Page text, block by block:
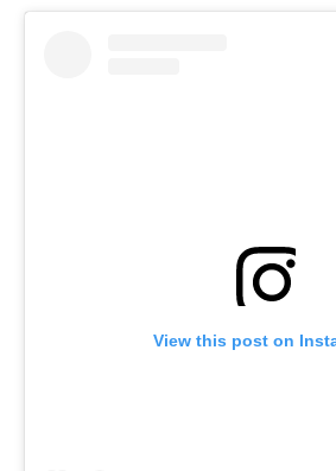
View this post on